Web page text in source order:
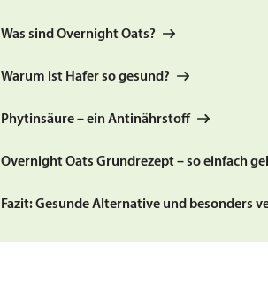
Was sind Overnight Oats?
Warum ist Hafer so gesund?
Phytinsäure – ein Antinährstoff
Overnight Oats Grundrezept – so einfach
Fazit: Gesunde Alternative und besonders